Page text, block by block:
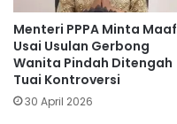
Menteri PPPA Minta Maaf
Usai Usulan Gerbong
Wanita Pindah Ditengah
Tuai Kontroversi
30 April 2026